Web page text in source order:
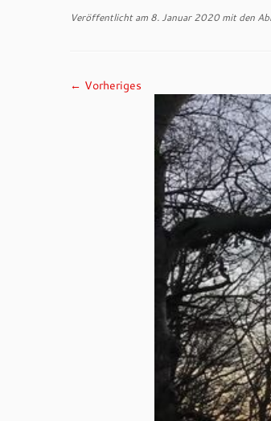
Veröffentlicht am 8. Januar 2020mit den
← Vorheriges